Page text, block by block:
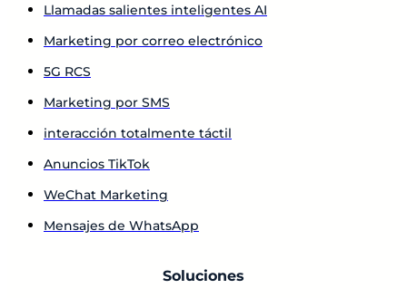
Llamadas salientes inteligentes AI
Marketing por correo electrónico
5G RCS
Marketing por SMS
interacción totalmente táctil
Anuncios TikTok
WeChat Marketing
Mensajes de WhatsApp
Soluciones